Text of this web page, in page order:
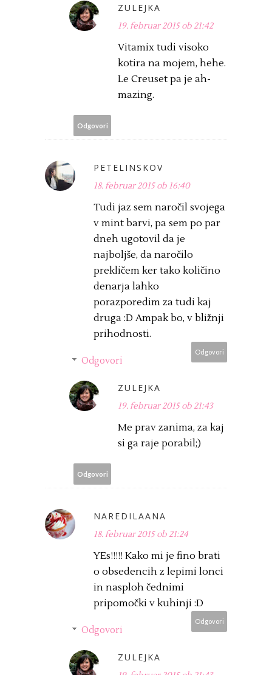
ZULEJKA
19. februar 2015 ob 21:42
Vitamix tudi visoko
kotira na mojem, hehe.
Le Creuset pa je ah-
mazing.
Odgovori
PETELINSKOV
18. februar 2015 ob 16:40
Tudi jaz sem naročil svojega
v mint barvi, pa sem po par
dneh ugotovil da je
najboljše, da naročilo
prekličem ker tako količino
denarja lahko
porazporedim za tudi kaj
druga :D Ampak bo, v bližnji
prihodnosti.
Odgovori
Odgovori
ZULEJKA
19. februar 2015 ob 21:43
Me prav zanima, za kaj
si ga raje porabil;)
Odgovori
NAREDILAANA
18. februar 2015 ob 21:24
YEs!!!!! Kako mi je fino brati
o obsedencih z lepimi lonci
in nasploh čednimi
pripomočki v kuhinji :D
Odgovori
Odgovori
ZULEJKA